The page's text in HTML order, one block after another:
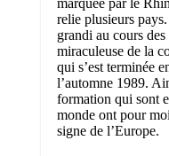
marquée par le
relie plusieurs
grandi au cours
miraculeuse de la
qui s’est terminée
l’automne 1989.
formation qui sont
monde ont pour
signe de l’Europe.